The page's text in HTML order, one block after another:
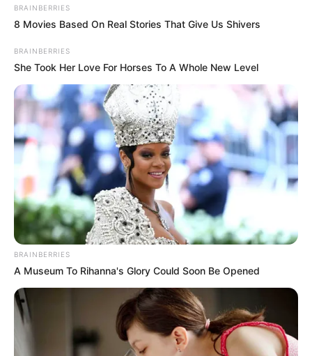
BRAINBERRIES
8 Movies Based On Real Stories That Give Us Shivers
BRAINBERRIES
She Took Her Love For Horses To A Whole New Level
BRAINBERRIES
A Museum To Rihanna's Glory Could Soon Be Opened